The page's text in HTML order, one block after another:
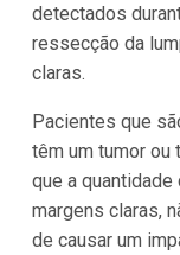
detectados
ressecção da
claras.
Pacientes que
têm um tumor ou
que a
margens claras,
de causar um